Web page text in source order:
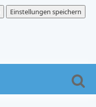
Einstellungen speichern